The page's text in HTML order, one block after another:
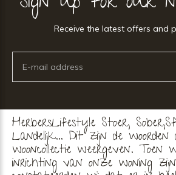
Receive the latest offers and
HerbersLifestyle Stoer,
Landelijk... Dit zijn de woorden
wooncollectie weergeven. Toen
inrichting van onze woning